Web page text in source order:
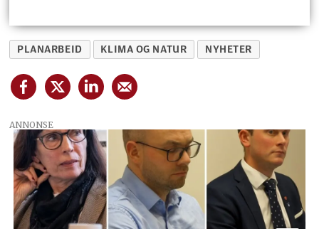
PLANARBEID KLIMA OG NATUR NYHETER
ANNONSE